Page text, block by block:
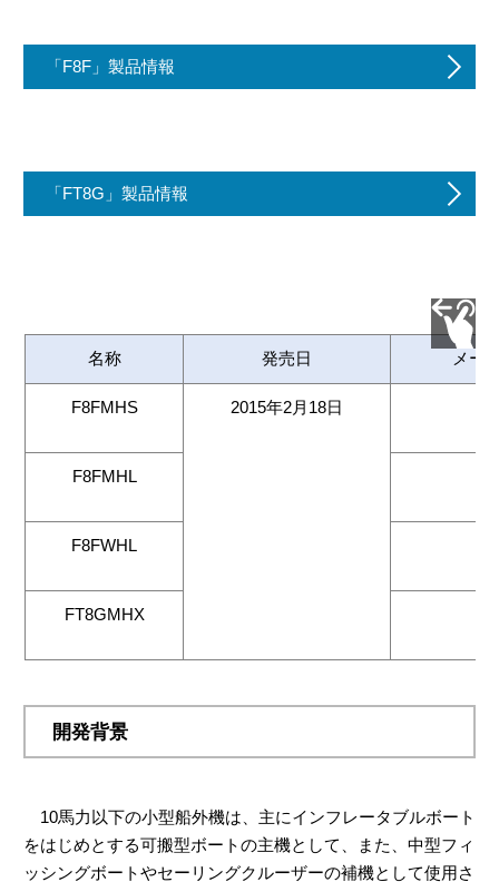
「F8F」製品情報
「FT8G」製品情報
名称 発売日 メー
F8FMHS 2015年2月18日
F8FMHL
F8FWHL
FT8GMHX
開発背景
10馬力以下の小型船外機は、主にインフレータブルボート
をはじめとする可搬型ボートの主機として、また、中型フィ
ッシングボートやセーリングクルーザーの補機として使用さ